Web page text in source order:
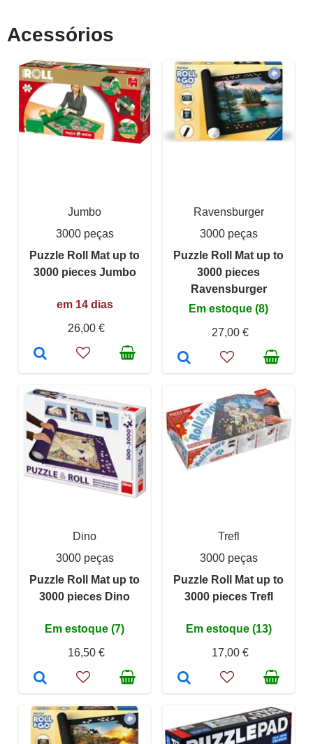
Acessórios
Jumbo
3000 peças
Puzzle Roll Mat up to
3000 pieces Jumbo
em 14 dias
26,00 €
Ravensburger
3000 peças
Puzzle Roll Mat up to
3000 pieces
Ravensburger
Em estoque (8)
27,00 €
Dino
3000 peças
Puzzle Roll Mat up to
3000 pieces Dino
Em estoque (7)
16,50 €
Trefl
3000 peças
Puzzle Roll Mat up to
3000 pieces Trefl
Em estoque (13)
17,00 €